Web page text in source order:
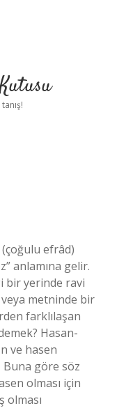
efrâd)
anlamına gelir.
bir yerinde ravi
veya metninde bir
farklılaşan
Hasan-
ve hasen
Buna göre söz
olması için
olması